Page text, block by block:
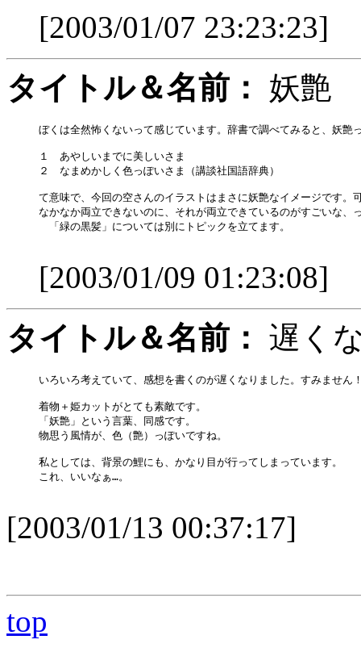
[2003/01/07 23:23:23]
タイトル＆名前：
妖
ぼくは全然怖くないって感じています。辞書で調べてみると、妖艶
１　あやしいまでに美しいさま
２　なまめかしく色っぽいさま（講談社国語辞典）
て意味で、今回の空さんのイラストはまさに妖艶なイメージです。
なかなか両立できないのに、それが両立できているのがすごいな、
「緑の黒髪」については別にトピックを立てます。
[2003/01/09 01:23:08]
タイトル＆名前： 遅
いろいろ考えていて、感想を書くのが遅くなりました。すみません
着物＋姫カットがとても素敵です。
「妖艶」という言葉、同感です。
物思う風情が、色（艶）っぽいですね。
私としては、背景の鯉にも、かなり目が行ってしまっています。
これ、いいなぁ…。
[2003/01/13 00:37:17]
top